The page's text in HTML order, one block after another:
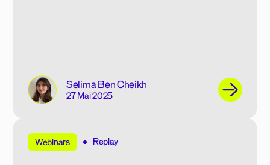
Selima Ben Cheikh
27 Mai 2025
Webinars Replay